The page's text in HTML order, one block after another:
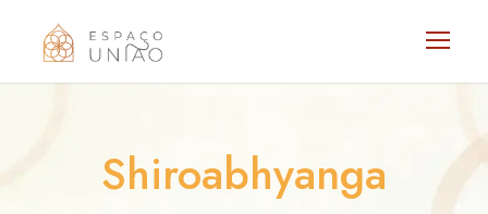
Shiroabhyanga